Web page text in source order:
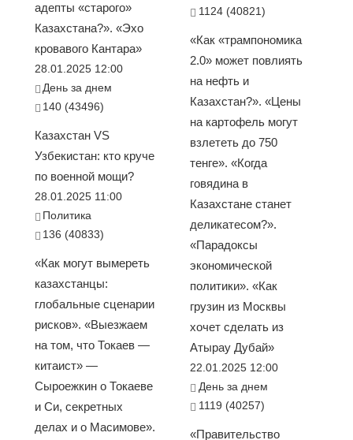
адепты «старого»
Казахстана?». «Эхо
кровавого Кантара»
28.01.2025 12:00
День за днем
140 (43496)
Казахстан VS
Узбекистан: кто круче
по военной мощи?
28.01.2025 11:00
Политика
136 (40833)
«Как могут вымереть
казахстанцы:
глобальные сценарии
рисков». «Выезжаем
на том, что Токаев —
китаист» —
Сыроежкин о Токаеве
и Си, секретных
делах и о Масимове».
1124 (40821)
«Как «трампономика
2.0» может повлиять
на нефть и
Казахстан?». «Цены
на картофель могут
взлететь до 750
тенге». «Когда
говядина в
Казахстане станет
деликатесом?».
«Парадоксы
экономической
политики». «Как
грузин из Москвы
хочет сделать из
Атырау Дубай»
22.01.2025 12:00
День за днем
1119 (40257)
«Правительство